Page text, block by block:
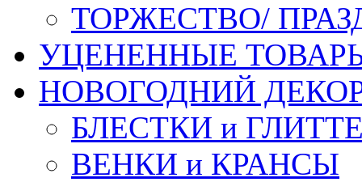
ТОРЖЕСТВО/
УЦЕНЕННЫЕ
НОВОГОДНИЙ
БЛЕСТКИ и
ВЕНКИ и КРАНСЫ